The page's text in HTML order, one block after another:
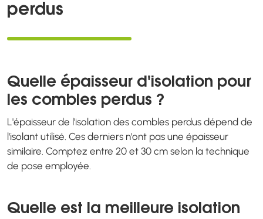
perdus
Quelle épaisseur d'isolation pour
les combles perdus ?
L'épaisseur de l'isolation des combles perdus dépend de
l'isolant utilisé. Ces derniers n'ont pas une épaisseur
similaire. Comptez entre 20 et 30 cm selon la technique
de pose employée.
Quelle est la meilleure isolation